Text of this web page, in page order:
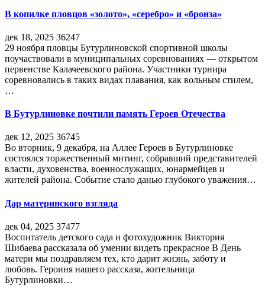
В копилке пловцов «золото», «серебро» и «бронза»
дек 18, 2025 36247
29 ноября пловцы Бутурлиновской спортивной школы
поучаствовали в муниципальных соревнованиях — открытом
первенстве Калачеевского района. Участники турнира
соревновались в таких видах плавания, как вольным стилем,
…
В Бутурлиновке почтили память Героев Отечества
дек 12, 2025 36745
Во вторник, 9 декабря, на Аллее Героев в Бутурлиновке
состоялся торжественный митинг, собравший представителей
власти, духовенства, военнослужащих, юнармейцев и
жителей района. Событие стало данью глубокого уважения…
Дар материнского взгляда
дек 04, 2025 37477
Воспитатель детского сада и фотохудожник Виктория
Шибаева рассказала об умении видеть прекрасное В День
матери мы поздравляем тех, кто дарит жизнь, заботу и
любовь. Героиня нашего рассказа, жительница
Бутурлиновки…